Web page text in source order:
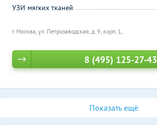
г. Москва, ул. Петрозаводская, д. 9, корп. 1,
УЗИ мягких тканей
8 (495) 125-27-43
Показать ещё